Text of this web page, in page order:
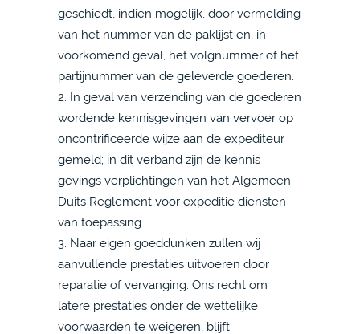
geschiedt, indien mogelijk, door vermelding
van het nummer van de paklijst en, in
voorkomend geval, het volgnummer of het
partijnummer van de geleverde goederen.
2. In geval van verzending van de goederen
wordende kennisgevingen van vervoer op
oncontrificeerde wijze aan de expediteur
gemeld; in dit verband zijn de kennis
gevings verplichtingen van het Algemeen
Duits Reglement voor expeditie diensten
van toepassing.
3. Naar eigen goeddunken zullen wij
aanvullende prestaties uitvoeren door
reparatie of vervanging. Ons recht om
latere prestaties onder de wettelijke
voorwaarden te weigeren, blijft